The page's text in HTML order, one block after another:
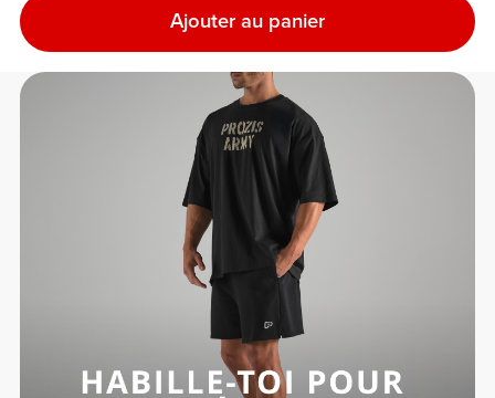
Ajouter au panier